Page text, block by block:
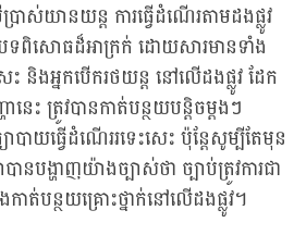
ើប្រាស់យានយន្ត ការធ្វើដំណើរតាមដងផ្លូវ
ទពិសោធដ៏អាក្រក់ ដោយសារមានទាំង
សេះ និងអ្នកបើករថយន្ត នៅលើដងផ្លូវ ដែក
នេះ ត្រូវបានកាត់បន្ថយបន្តិចម្ដងៗ
ាយធ្វើដំណើររទេះសេះ ប៉ុន្តែសូម្បីតែមុន
នបង្ហាញយ៉ាងច្បាស់ថា ច្បាប់ត្រូវការជា
កាត់បន្ថយគ្រោះថ្នាក់នៅលើដងផ្លូវ។